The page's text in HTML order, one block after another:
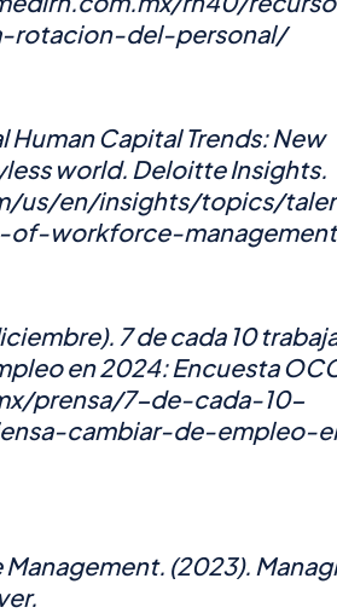
rotacion-del-personal/
Human Capital Trends: New
world. Deloitte Insights.
us/en/insights/topics/
workforce-
7 de cada 10
en 2024: Encuesta
prensa/7-de-cada-10-
cambiar-de-empleo-
(2023).
.